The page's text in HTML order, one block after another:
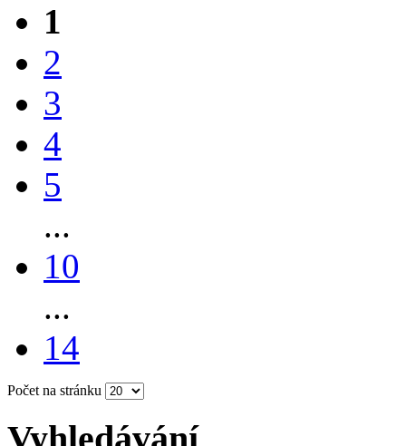
1
2
3
4
5
...
10
...
14
Počet na stránku